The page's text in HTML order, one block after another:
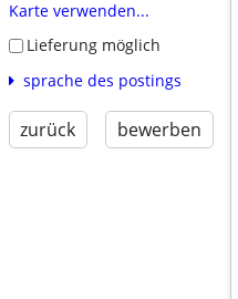
Karte verwenden...
Lieferung möglich
sprache des postings
zurück bewerben